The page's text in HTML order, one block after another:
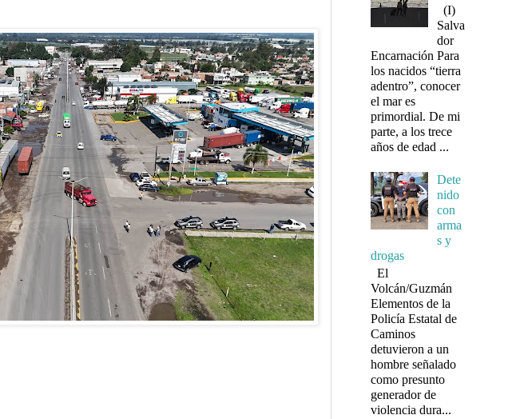
(I)
Salva
dor
Encarnación Para
los nacidos “tierra
adentro”, conocer
el mar es
primordial. De mi
parte, a los trece
años de edad ...
Dete
nido
con
arma
s y
drogas
El
Volcán/Guzmán
Elementos de la
Policía Estatal de
Caminos
detuvieron a un
hombre señalado
como presunto
generador de
violencia dura...